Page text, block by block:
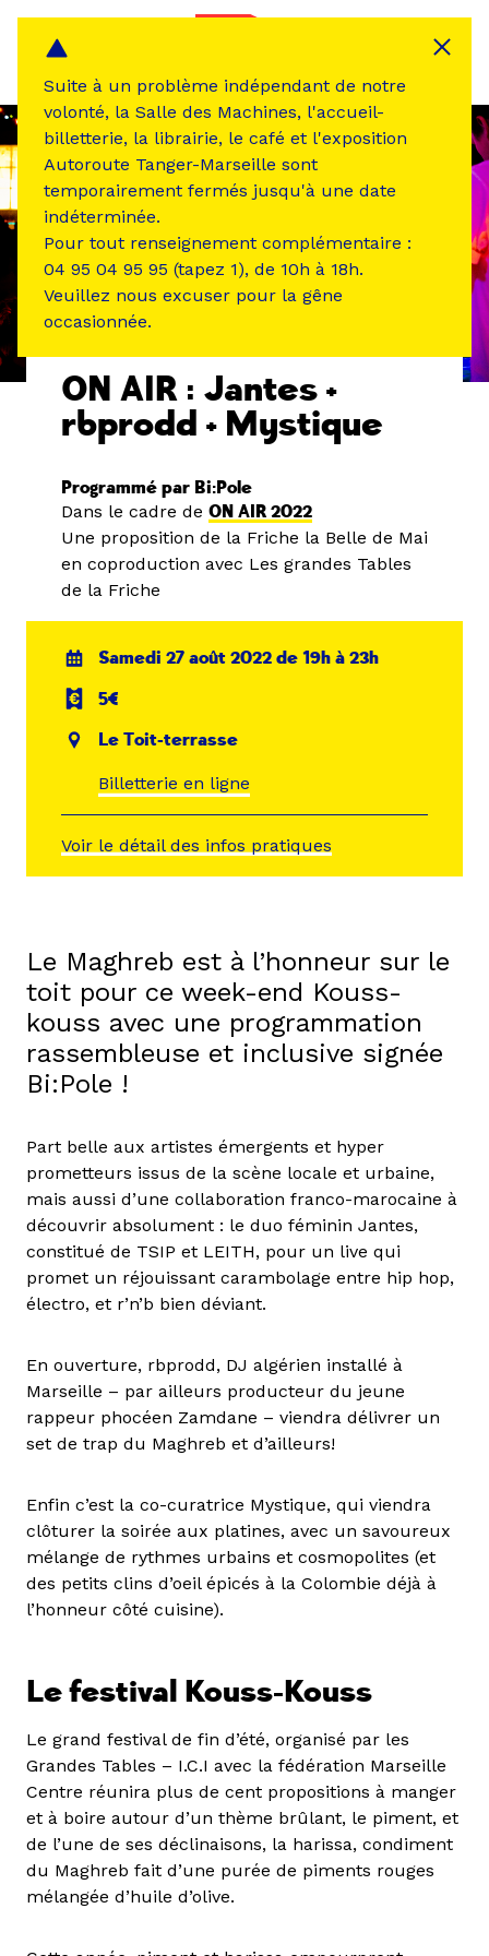
ÉVÉNEMENT PASSÉ
ON AIR : Jantes +
rbprodd + Mystique
Programmé par Bi:Pole
Dans le cadre de ON AIR 2022
Une proposition de la Friche la Belle de Mai
en coproduction avec Les grandes Tables
de la Friche
Samedi 27 août 2022 de 19h à 23h
5€
Le Toit-terrasse
Billetterie en ligne
Voir le détail des infos pratiques
Le Maghreb est à l’honneur sur le
toit pour ce week-end Kouss-
kouss avec une programmation
rassembleuse et inclusive signée
Bi:Pole !
Part belle aux artistes émergents et hyper
prometteurs issus de la scène locale et urbaine,
mais aussi d’une collaboration franco-marocaine à
découvrir absolument : le duo féminin Jantes,
constitué de TSIP et LEITH, pour un live qui
promet un réjouissant carambolage entre hip hop,
électro, et r’n’b bien déviant.
En ouverture, rbprodd, DJ algérien installé à
Marseille – par ailleurs producteur du jeune
rappeur phocéen Zamdane – viendra délivrer un
set de trap du Maghreb et d’ailleurs!
Enfin c’est la co-curatrice Mystique, qui viendra
clôturer la soirée aux platines, avec un savoureux
mélange de rythmes urbains et cosmopolites (et
des petits clins d’oeil épicés à la Colombie déjà à
l’honneur côté cuisine).
Le festival Kouss-Kouss
Le grand festival de fin d’été, organisé par les
Grandes Tables – I.C.I avec la fédération Marseille
Centre réunira plus de cent propositions à manger
et à boire autour d’un thème brûlant, le piment, et
de l’une de ses déclinaisons, la harissa, condiment
du Maghreb fait d’une purée de piments rouges
mélangée d’huile d’olive.
Suite à un problème indépendant de notre
volonté, la Salle des Machines, l'accueil-
billetterie, la librairie, le café et l'exposition
Autoroute Tanger-Marseille sont
temporairement fermés jusqu'à une date
indéterminée.
Pour tout renseignement complémentaire :
04 95 04 95 95 (tapez 1), de 10h à 18h.
Veuillez nous excuser pour la gêne
occasionnée.
Panneau de gestion des cookies